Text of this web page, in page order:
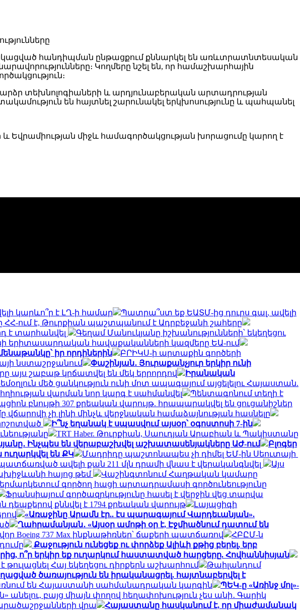
հանդիպման ընթացքում քննարկել են առևտրատնտեսական
Կողմերը նշել են, որ համաշխարհային
տեխնոլոգիաների և արդյունաբերական արտադրության
են հայտնել շարունակել երկխոսությունը և պահպանել
և Եվրամիության միջև համագործակցության խորացումը կարող է
կարևո՞ր է ԼՂ-ի համար
Պատրա՞ստ եք ԵԱՏՄ-ից դուրս գալ, ավելի
ում է, Թուրքիան պաշտպանում է Ադրբեջանի շահերը
է տարհանվել
Գեղամ Մանուկյանը իշխանությունների՝ եկեղեցու
երիտասարդական հավաքականների կազմերը ԵԱ-ում
իր որդիներին
ԲՐԻԿՍ-ի արտաքին գործերի
նստաշրջանում
Փաշինյան․ Յուրաքանչյուր երկիր ունի
այս շաբաթ կրճատվել են մեկ երրորդով
Իրանական
մեծ ցանկություն ունի մոտ ապագայում այցելելու Հայաստան.
վարման նոր կարգ է սահմանվել
Պենտագոնում տեղի է
բնույթի 307 քրեական վարույթ. հրապարակվել են ցուցանիշներ
վճարովի չի լինի մինչև վերջնական համաձայնության հասնելը
Ի՞նչ եղանակ է սպասվում այսօր՝ օգոստոսի 7-ին
TRT Haber. Թուրքիան, Սաուդյան Արաբիան և Պակիստանը
Ինչպես են վերաբաշխվել աշխատասենյակները ԱԺ-ում
Բլոգեր
են ՔԿ
Մադրիդը պաշտոնապես չի դիմել ԵՄ-ին Սեուտայի ​​
ավելի քան 211 մլն դրամի վնաս է վերականգնվել
Այս
հայոց թեմ
Վաշինգտոնում Հաղթական կամարը
գործող հացի արտադրամասի գործունեությունը
Ֆրանսիայում գործազրկությունը հասել է վերջին վեց տարվա
քննվել է 1794 քրեական վարույթ
Լայպցիգի
«Առաջինը Արամն էր.. էս պարագայում Վարդեւանյան».
Ղահրամանյան․ «Այսօր ամոթի օր է, Էջմիածնում դատում են
Boeing 737 Max ինքնաթիռներ՝ ճաքերի պատճառով
ՀԲԸՄ-ն
Քաջություն ունեցեք ու փորձեք Ալիևի քթից բերել, երբ
ո՞ր երկիր եք ուղարկում հաստատված հարցերը. Հովհաննիսյան
Հայ եկեղեցու դիրքերն աշխարհում
Թաիլանդում
ծառայություն են իրականացրել. հայտնաբերվել է
են Հայաստանի սահմանադրական կարգին
ՊԵԿ-ը «Առինջ մոլ»-
անելու, բայց միայն փողով հեղափոխություն չես անի․ Գարիկ
վրա
Հայաստանը հասկանում է, որ միաժամանակ